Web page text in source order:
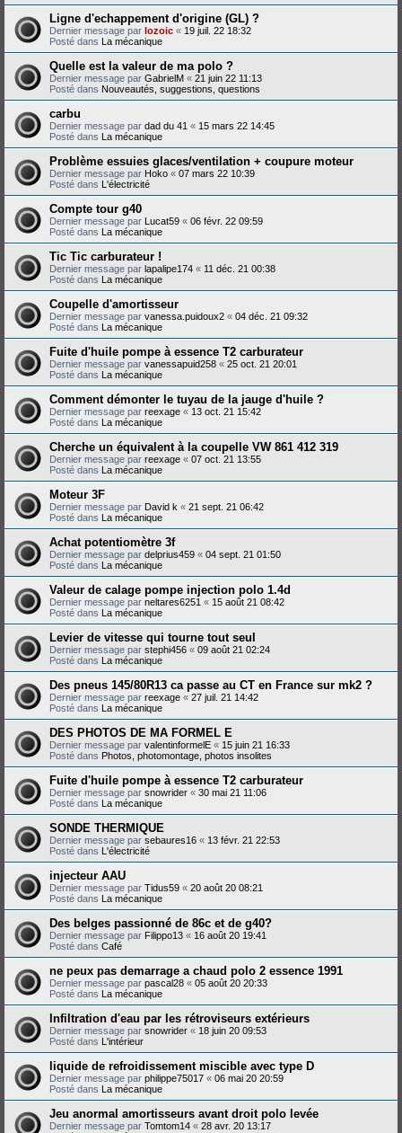
Ligne d'echappement d'origine (GL) ?
Dernier message par lozoic « 19 juil. 22 18:32
Posté dans La mécanique
Quelle est la valeur de ma polo ?
Dernier message par GabrielM « 21 juin 22 11:13
Posté dans Nouveautés, suggestions, questions
carbu
Dernier message par dad du 41 « 15 mars 22 14:45
Posté dans La mécanique
Problème essuies glaces/ventilation + coupure moteur
Dernier message par Hoko « 07 mars 22 10:39
Posté dans L'électricité
Compte tour g40
Dernier message par Lucat59 « 06 févr. 22 09:59
Posté dans La mécanique
Tic Tic carburateur !
Dernier message par lapalipe174 « 11 déc. 21 00:38
Posté dans La mécanique
Coupelle d'amortisseur
Dernier message par vanessa.puidoux2 « 04 déc. 21 09:32
Posté dans La mécanique
Fuite d'huile pompe à essence T2 carburateur
Dernier message par vanessapuid258 « 25 oct. 21 20:01
Posté dans La mécanique
Comment démonter le tuyau de la jauge d'huile ?
Dernier message par reexage « 13 oct. 21 15:42
Posté dans La mécanique
Cherche un équivalent à la coupelle VW 861 412 319
Dernier message par reexage « 07 oct. 21 13:55
Posté dans La mécanique
Moteur 3F
Dernier message par David k « 21 sept. 21 06:42
Posté dans La mécanique
Achat potentiomètre 3f
Dernier message par delprius459 « 04 sept. 21 01:50
Posté dans La mécanique
Valeur de calage pompe injection polo 1.4d
Dernier message par neltares6251 « 15 août 21 08:42
Posté dans La mécanique
Levier de vitesse qui tourne tout seul
Dernier message par stephi456 « 09 août 21 02:24
Posté dans La mécanique
Des pneus 145/80R13 ca passe au CT en France sur mk2 ?
Dernier message par reexage « 27 juil. 21 14:42
Posté dans La mécanique
DES PHOTOS DE MA FORMEL E
Dernier message par valentinformelE « 15 juin 21 16:33
Posté dans Photos, photomontage, photos insolites
Fuite d'huile pompe à essence T2 carburateur
Dernier message par snowrider « 30 mai 21 11:06
Posté dans La mécanique
SONDE THERMIQUE
Dernier message par sebaures16 « 13 févr. 21 22:53
Posté dans L'électricité
injecteur AAU
Dernier message par Tidus59 « 20 août 20 08:21
Posté dans La mécanique
Des belges passionné de 86c et de g40?
Dernier message par Filippo13 « 16 août 20 19:41
Posté dans Café
ne peux pas demarrage a chaud polo 2 essence 1991
Dernier message par pascal28 « 05 août 20 20:33
Posté dans La mécanique
Infiltration d'eau par les rétroviseurs extérieurs
Dernier message par snowrider « 18 juin 20 09:53
Posté dans L'intérieur
liquide de refroidissement miscible avec type D
Dernier message par philippe75017 « 06 mai 20 20:59
Posté dans La mécanique
Jeu anormal amortisseurs avant droit polo levée
Dernier message par Tomtom14 « 28 avr. 20 13:17